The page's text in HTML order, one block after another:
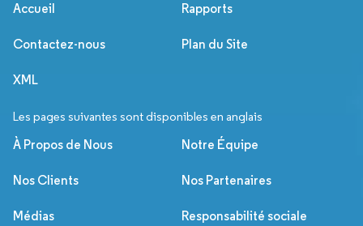
Accueil Rapports
Contactez-nous Plan du Site
XML
Les pages suivantes sont disponibles en anglais
À Propos de Nous Notre Équipe
Nos Clients Nos Partenaires
Médias Responsabilité sociale